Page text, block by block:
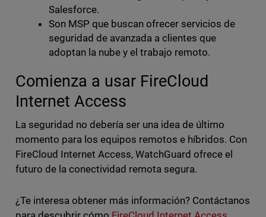
Salesforce.
Son MSP que buscan ofrecer servicios de
seguridad de avanzada a clientes que
adoptan la nube y el trabajo remoto.
Comienza a usar FireCloud
Internet Access
La seguridad no debería ser una idea de último
momento para los equipos remotos e híbridos. Con
FireCloud Internet Access, WatchGuard ofrece el
futuro de la conectividad remota segura.
¿Te interesa obtener más información? Contáctanos